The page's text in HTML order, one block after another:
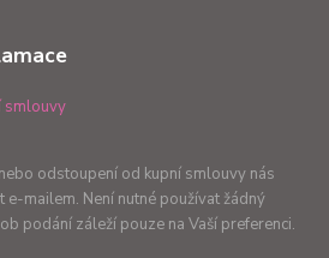
smlouvy
odstoupení od kupní smlouvy nás
mailem. Není nutné používat žádný
podání záleží pouze na Vaší preferenci.